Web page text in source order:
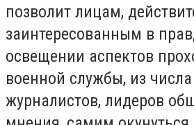
позволит лицам,
заинтересованным в
освещении аспектов
военной службы, из числа
журналистов, лидеров